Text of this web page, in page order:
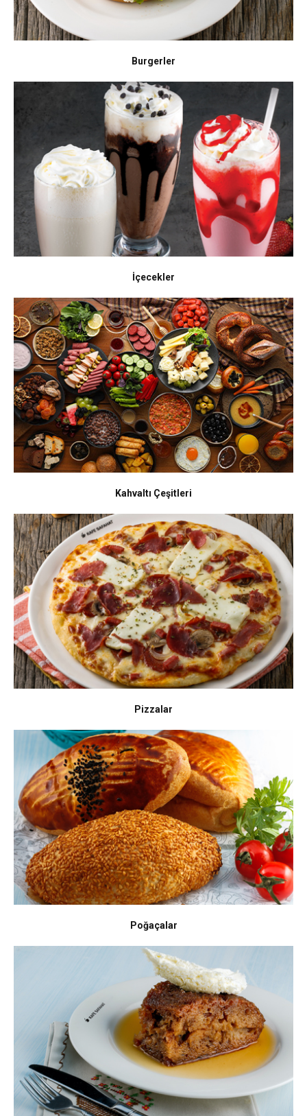
Burgerler
İçecekler
Kahvaltı Çeşitleri
Pizzalar
Poğaçalar